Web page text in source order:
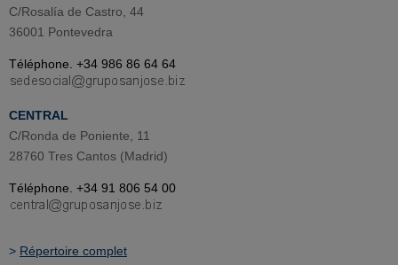
C/Rosalía de Castro, 44
36001 Pontevedra
Téléphone. +34 986 86 64 64
CENTRAL
C/Ronda de Poniente, 11
28760 Tres Cantos (Madrid)
Téléphone. +34 91 806 54 00
> Répertoire complet